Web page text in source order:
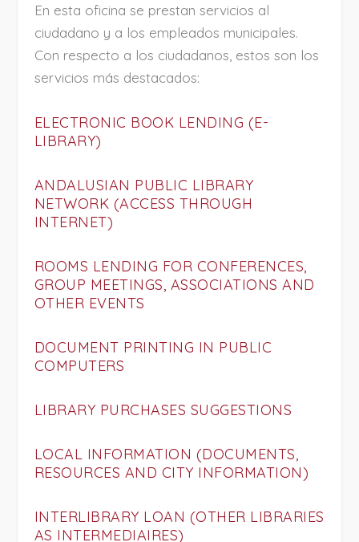
En esta oficina se prestan servicios al
ciudadano y a los empleados municipales.
Con respecto a los ciudadanos, estos son los
servicios más destacados:
ELECTRONIC BOOK LENDING (E-
LIBRARY)
ANDALUSIAN PUBLIC LIBRARY
NETWORK (ACCESS THROUGH
INTERNET)
ROOMS LENDING FOR CONFERENCES,
GROUP MEETINGS, ASSOCIATIONS AND
OTHER EVENTS
DOCUMENT PRINTING IN PUBLIC
COMPUTERS
LIBRARY PURCHASES SUGGESTIONS
LOCAL INFORMATION (DOCUMENTS,
RESOURCES AND CITY INFORMATION)
INTERLIBRARY LOAN (OTHER LIBRARIES
AS INTERMEDIAIRES)